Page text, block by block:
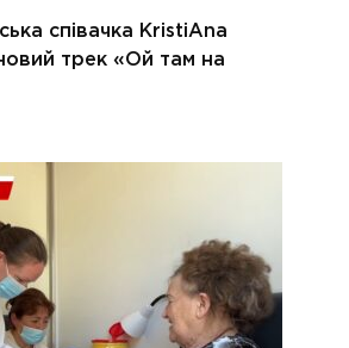
співачка KristiAna
трек «Ой там на